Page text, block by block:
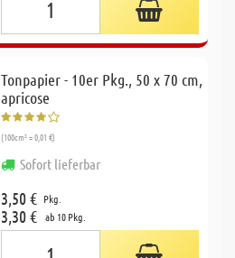
Tonpapier - 10er Pkg., 50 x 70 cm,
apricose
(100cm² = 0,01 €)
Sofort lieferbar
3,50 € Pkg.
3,30 € ab 10 Pkg.